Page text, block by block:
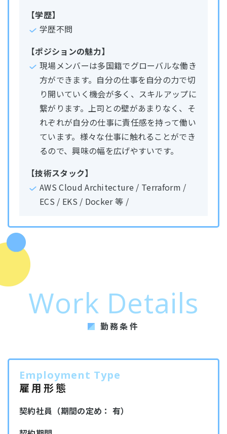
【学歴】
学歴不問
【ポジションの魅力】
現場メンバーは多国籍でグローバルな働き
方ができます。自分の仕事を自分の力で切
り開いていく機会が多く、スキルアップに
繋がります。上司との壁があまりなく、そ
れぞれが自分の仕事に責任感を持って働い
ています。様々な仕事に触れることができ
るので、興味の幅を広げやすいです。
【技術スタック】
AWS Cloud Architecture / Terraform /
ECS / EKS / Docker 等 /
Work Details
勤務条件
Employment Type
雇用形態
契約社員（期間の定め： 有）